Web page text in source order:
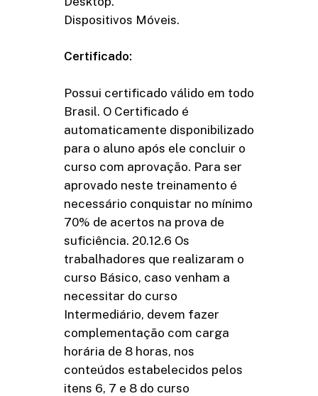
Dispositivos Móveis.
Certificado:
Possui certificado válido em todo
Brasil. O Certificado é
automaticamente disponibilizado
para o aluno após ele concluir o
curso com aprovação. Para ser
aprovado neste treinamento é
necessário conquistar no mínimo
70% de acertos na prova de
suficiência. 20.12.6 Os
trabalhadores que realizaram o
curso Básico, caso venham a
necessitar do curso
Intermediário, devem fazer
complementação com carga
horária de 8 horas, nos
conteúdos estabelecidos pelos
itens 6, 7 e 8 do curso